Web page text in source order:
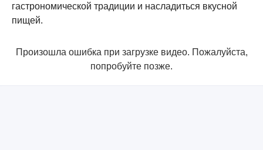
гастрономической традиции и насладиться вкусной
пищей.
Произошла ошибка при загрузке видео. Пожалуйста,
попробуйте позже.